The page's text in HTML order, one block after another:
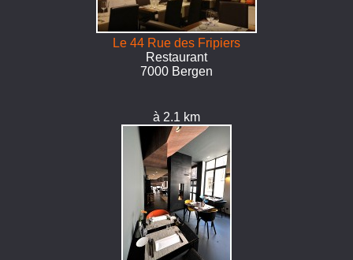
Le 44 Rue des Fripiers
Restaurant
7000 Bergen
à 2.1 km